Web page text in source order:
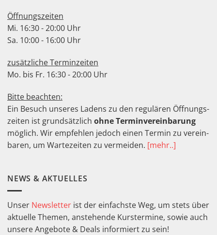
Öffnungszeiten
Mi. 16:30 - 20:00 Uhr
Sa. 10:00 - 16:00 Uhr
zusätzliche Terminzeiten
Mo. bis Fr. 16:30 - 20:00 Uhr
Bitte beachten:
Ein Besuch unseres Ladens zu den regu­lären Öffnungs­
zeiten ist grund­sätz­lich ohne Termin­verein­barung
möglich. Wir empfeh­len jedoch einen Termin zu ver­ein­
baren, um Warte­zeiten zu ver­meiden. [mehr..]
NEWS & AKTUELLES
Unser Newsletter ist der einfachste Weg, um stets über
aktuelle Themen, anstehende Kurstermine, sowie auch
unsere Angebote & Deals informiert zu sein!